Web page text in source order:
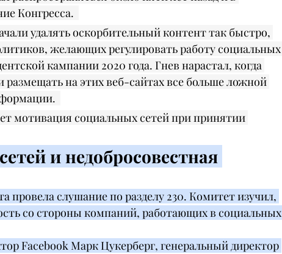
Конгресса.
удалять оскорбительный контент так быстро,
желающих регулировать работу социальных
кампании 2020 года. Гнев нарастал, когда
на этих веб-сайтах все больше ложной
мотивация социальных сетей при принятии
и недобросовестная
провела слушание по разделу 230. Комитет изучил,
со стороны компаний, работающих в социальных
Facebook Марк Цукерберг, генеральный директор